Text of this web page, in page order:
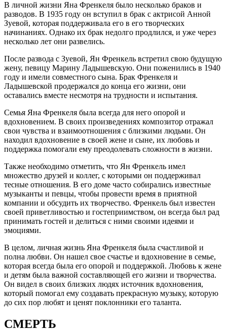
В личной жизни Яна Френкеля было несколько браков и
разводов. В 1935 году он вступил в брак с актрисой Анной
Зуевой, которая поддерживала его в его творческих
начинаниях. Однако их брак недолго продлился, и уже через
несколько лет они развелись.
После развода с Зуевой, Ян Френкель встретил свою будущую
жену, певицу Марину Ладышевскую. Они поженились в 1940
году и имели совместного сына. Брак Френкеля и
Ладышевской продержался до конца его жизни, они
оставались вместе несмотря на трудности и испытания.
Семья Яна Френкеля была всегда для него опорой и
вдохновением. В своих произведениях композитор отражал
свои чувства и взаимоотношения с близкими людьми. Он
находил вдохновение в своей жене и сыне, их любовь и
поддержка помогали ему преодолевать сложности в жизни.
Также необходимо отметить, что Ян Френкель имел
множество друзей и коллег, с которыми он поддерживал
тесные отношения. В его доме часто собирались известные
музыканты и певцы, чтобы провести время в приятной
компании и обсудить их творчество. Френкель был известен
своей приветливостью и гостеприимством, он всегда был рад
принимать гостей и делиться с ними своими идеями и
эмоциями.
В целом, личная жизнь Яна Френкеля была счастливой и
полна любви. Он нашел свое счастье и вдохновение в семье,
которая всегда была его опорой и поддержкой. Любовь к жене
и детям была важной составляющей его жизни и творчества.
Он видел в своих близких людях источник вдохновения,
который помогал ему создавать прекрасную музыку, которую
до сих пор любят и ценят поклонники его таланта.
СМЕРТЬ